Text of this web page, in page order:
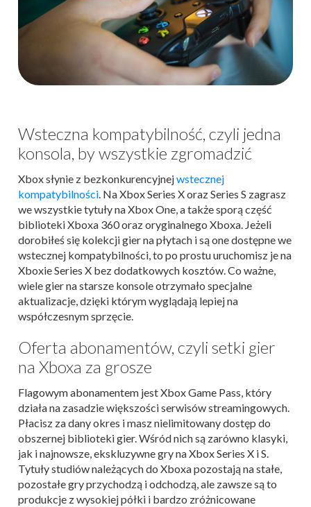
Wsteczna kompatybilność, czyli jedna
konsola, by wszystkie zgromadzić
Xbox słynie z bezkonkurencyjnejwstecznej
kompatybilności. Na Xbox Series X oraz Series S zagrasz
we wszystkie tytuły na Xbox One, a także sporą część
biblioteki Xboxa 360 oraz oryginalnego Xboxa. Jeżeli
dorobiłeś się kolekcji gier na płytach i są one dostępne we
wstecznej kompatybilności, to po prostu uruchomisz je na
Xboxie Series X bez dodatkowych kosztów. Co ważne,
wiele gier na starsze konsole otrzymało specjalne
aktualizacje, dzięki którym wyglądają lepiej na
współczesnym sprzęcie.
Oferta abonamentów, czyli setki gier
na Xboxa za grosze
Flagowym abonamentem jest Xbox Game Pass, który
działa na zasadzie większości serwisów streamingowych.
Płacisz za dany okres i masz nielimitowany dostęp do
obszernej biblioteki gier. Wśród nich są zarówno klasyki,
jak i najnowsze, ekskluzywne gry na Xbox Series X i S.
Tytuły studiów należących do Xboxa pozostają na stałe,
pozostałe gry przychodzą i odchodzą, ale zawsze są to
produkcje z wysokiej półki i bardzo zróżnicowane